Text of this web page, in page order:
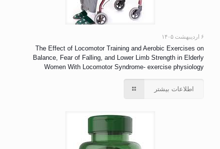
۶ اردیبهشت ۱۴۰۵
The Effect of Locomotor Training and Aerobic Exercises on
Balance, Fear of Falling, and Lower Limb Strength in Elderly
Women With Locomotor Syndrome- exercise physiology
اطلاعات بیشتر